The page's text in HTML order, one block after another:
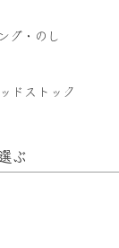
グ・のし
ドストック
ぶ